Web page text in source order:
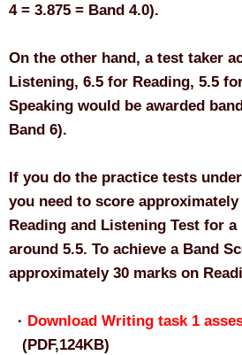
4 = 3.875 = Band 4.0).
On the other hand, a test taker
Listening, 6.5 for Reading, 5.5
Speaking would be awarded
Band 6).
If you do the practice tests
you need to score
Reading and Listening Test for
around 5.5. To achieve a Band
approximately 30 marks on
· Download Writing task 1
(PDF,124KB)